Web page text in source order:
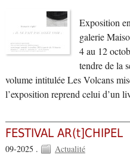
Exposition
galerie
4 au 12
tendre de la
volume intitulée Les Volcans
l’exposition reprend celui
FESTIVAL AR(t]CHIPEL
09-2025 . Actualité